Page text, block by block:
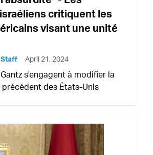
critiquent les
visant une unité
April 21, 2024
s'engagent à modifier la
des États-Unis